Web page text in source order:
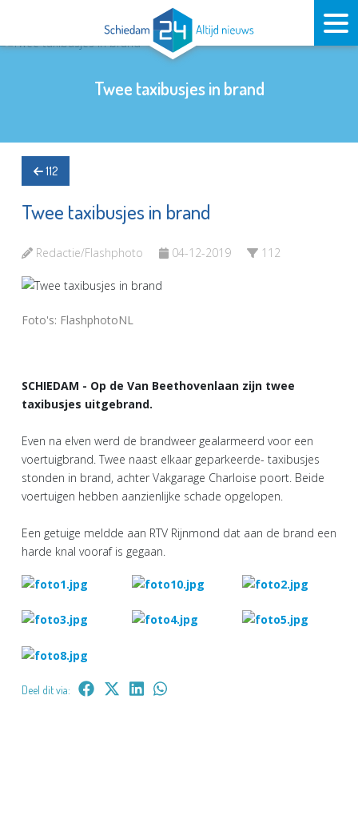
Twee taxibusjes in brand
112
Twee taxibusjes in brand
Redactie/Flashphoto 04-12-2019 112
Foto's: FlashphotoNL
SCHIEDAM - Op de Van Beethovenlaan zijn twee
taxibusjes uitgebrand.
Even na elven werd de brandweer gealarmeerd voor een
voertuigbrand. Twee naast elkaar geparkeerde- taxibusjes
stonden in brand, achter Vakgarage Charloise poort. Beide
voertuigen hebben aanzienlijke schade opgelopen.
Een getuige meldde aan RTV Rijnmond dat aan de brand een
harde knal vooraf is gegaan.
Deel dit via: